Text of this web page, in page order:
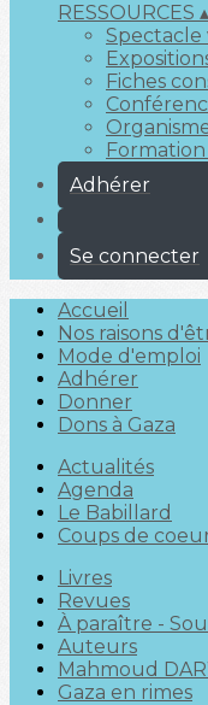
RESSOURCES ▴
Spectacle
Fiches
Adhérer
Se connecter
Accueil
Nos raisons
Mode d'emploi
Adhérer
Donner
Dons à Gaza
Actualités
Agenda
Le Babillard
Coups de
Livres
Revues
À paraître -
Auteurs
Mahmoud
Gaza en rimes